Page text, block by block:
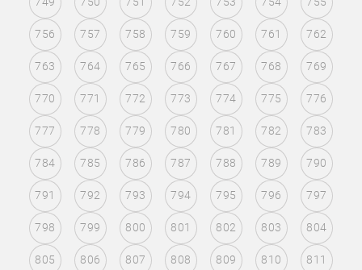
756 757 758 759 760 761 762
763 764 765 766 767 768 769
770 771 772 773 774 775 776
777 778 779 780 781 782 783
784 785 786 787 788 789 790
791 792 793 794 795 796 797
798 799 800 801 802 803 804
805 806 807 808 809 810 811